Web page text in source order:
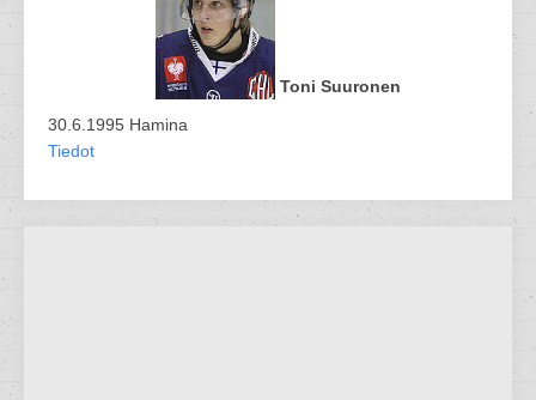
Toni Suuronen
30.6.1995 Hamina
Tiedot